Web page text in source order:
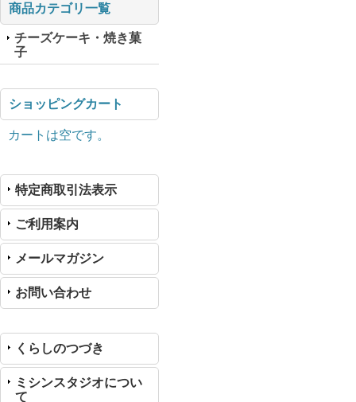
商品カテゴリ一覧
チーズケーキ・焼き菓
子
ショッピングカート
カートは空です。
特定商取引法表示
ご利用案内
メールマガジン
お問い合わせ
くらしのつづき
ミシンスタジオについ
て